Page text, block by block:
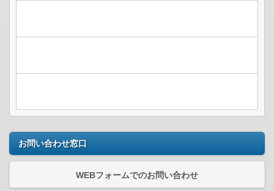
お問い合わせ窓口
WEBフォームでのお問い合わせ